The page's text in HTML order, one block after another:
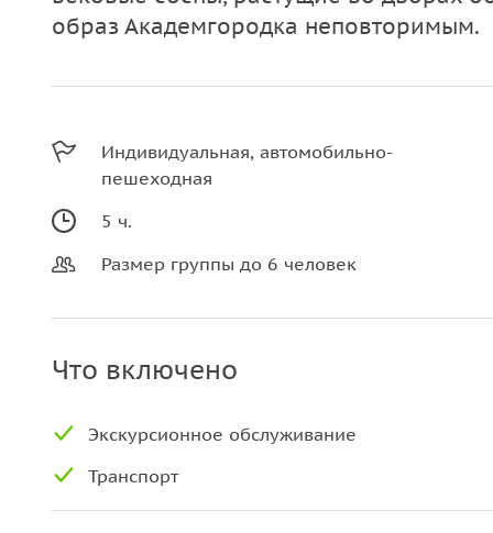
образ Академгородка неповторимым.
Индивидуальная, автомобильно-
пешеходная
5 ч.
Размер группы до 6 человек
Что включено
Экскурсионное обслуживание
Транспорт